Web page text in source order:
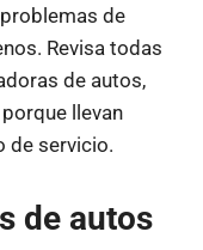
de
Revisa todas
de autos,
llevan
de servicio.
de autos